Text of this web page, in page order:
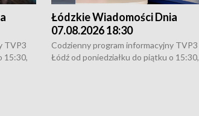
TVP3
15:30,
Łódzkie Wiadomości Dnia
07.08.2026 18:30
Codzienny program informacyjny TVP3
Łódź od poniedziałku do piątku o 15:30,